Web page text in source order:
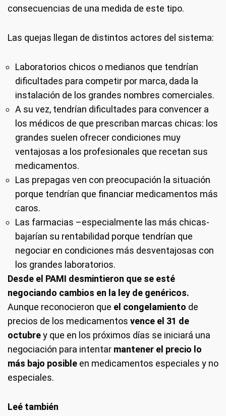
consecuencias de una medida de este tipo.
Las quejas llegan de distintos actores del sistema:
Laboratorios chicos o medianos que tendrían
dificultades para competir por marca, dada la
instalación de los grandes nombres comerciales.
A su vez, tendrían dificultades para convencer a
los médicos de que prescriban marcas chicas: los
grandes suelen ofrecer condiciones muy
ventajosas a los profesionales que recetan sus
medicamentos.
Las prepagas ven con preocupación la situación
porque tendrían que financiar medicamentos más
caros.
Las farmacias –especialmente las más chicas-
bajarían su rentabilidad porque tendrían que
negociar en condiciones más desventajosas con
los grandes laboratorios.
Desde el PAMI desmintieron que se esté
negociando cambios en la ley de genéricos.
Aunque reconocieron que el congelamiento de
precios de los medicamentos vence el 31 de
octubrey que en los próximos días se iniciará una
negociación para intentar mantener el precio lo
más bajo posible en medicamentos especiales y no
especiales.